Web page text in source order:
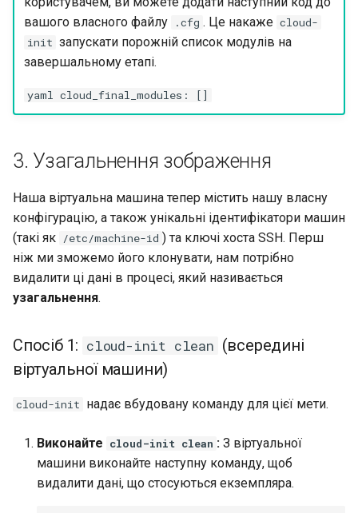
вашого власного файлу
.cfg . Це накаже cloud-
init запускати порожній список модулів на
завершальному етапі.
yaml cloud_final_modules: []
3. Узагальнення зображення
Наша віртуальна машина тепер містить нашу власну
конфігурацію, а також унікальні ідентифікатори машин
(такі як /etc/machine-id ) та ключі хоста SSH. Перш
ніж ми зможемо його клонувати, нам потрібно
видалити ці дані в процесі, який називається
узагальнення.
Спосіб 1: cloud-init clean (всередині
віртуальної машини)
cloud-init надає вбудовану команду для цієї мети.
Виконайте cloud-init clean : З віртуальної
машини виконайте наступну команду, щоб
видалити дані, що стосуються екземпляра.